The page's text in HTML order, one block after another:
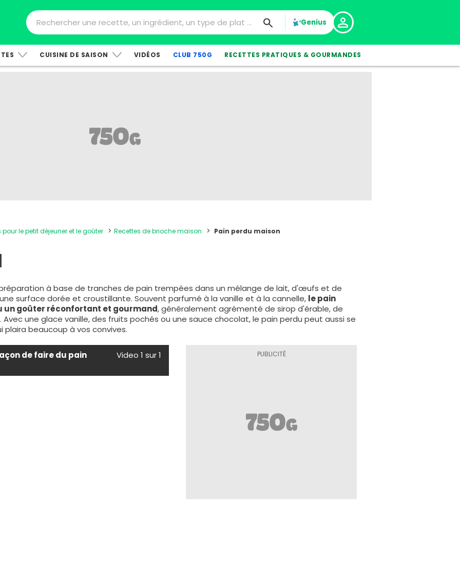
Genius
CUISINE DE SAISON VIDÉOS CLUB 750G RECETTES PRATIQUES & GOURMANDES
pour le petit déjeuner et le goûter Recettes de brioche maison Pain perdu maison
à base de tranches de pain trempées dans un mélange de lait, d'œufs et de
surface dorée et croustillante. Souvent parfumé à la vanille et à la cannelle, le pain
un goûter réconfortant et gourmand, généralement agrémenté de sirop d'érable, de
une glace vanille, des fruits pochés ou une sauce chocolat, le pain perdu peut aussi se
beaucoup à vos convives.
de faire du pain
Video 1 sur 1